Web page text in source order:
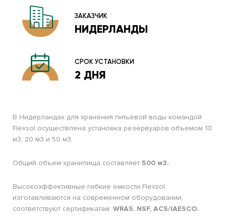
ЗАКАЗЧИК
НИДЕРЛАНДЫ
СРОК УСТАНОВКИ
2 ДНЯ
В Нидерландах для хранения питьевой воды командой
Flexsol осуществлена установка резервуаров объемом 10
м3, 20 м3 и 50 м3.
Общий объем хранилища составляет 500 м3.
Высокоэффективные гибкие емкости Flexsol
изготавливаются на современном оборудовании,
соответствуют сертификатам: WRAS, NSF, ACS/IAESCO.